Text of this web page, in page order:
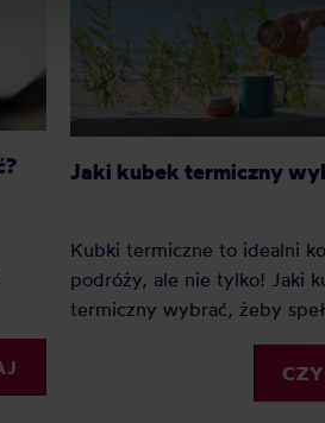
Jaki kubek termiczny
Kubki termiczne to idealni
podróży, ale nie tylko! Jaki
termiczny wybrać, żeby
wszystkie Twoje
Sprawdź nasz mini-
kubkach termicznych.